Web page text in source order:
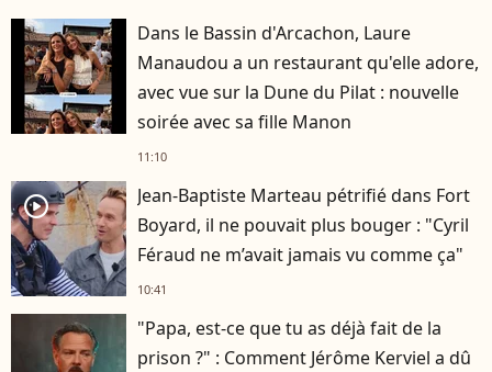
Dans le Bassin d'Arcachon, Laure
Manaudou a un restaurant qu'elle adore,
avec vue sur la Dune du Pilat : nouvelle
soirée avec sa fille Manon
11:10
player2
Jean-Baptiste Marteau pétrifié dans Fort
Boyard, il ne pouvait plus bouger : "Cyril
Féraud ne m’avait jamais vu comme ça"
10:41
"Papa, est-ce que tu as déjà fait de la
prison ?" : Comment Jérôme Kerviel a dû